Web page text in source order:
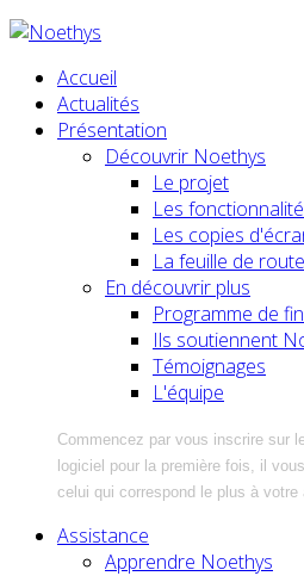
Accueil
Actualités
Présentation
Découvrir Noethys
Le projet
Les
Les copies
La feuille de route
En découvrir plus
Programme de
Ils soutiennent
Témoignages
L'équipe
Commencez par vous inscrire sur
logiciel pour la première fois, il
celui qui correspond le plus à
Assistance
Apprendre Noethys